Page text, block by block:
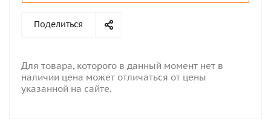
Поделиться
Для товара, которого в данный момент нет в
наличии цена может отличаться от цены
указанной на сайте.